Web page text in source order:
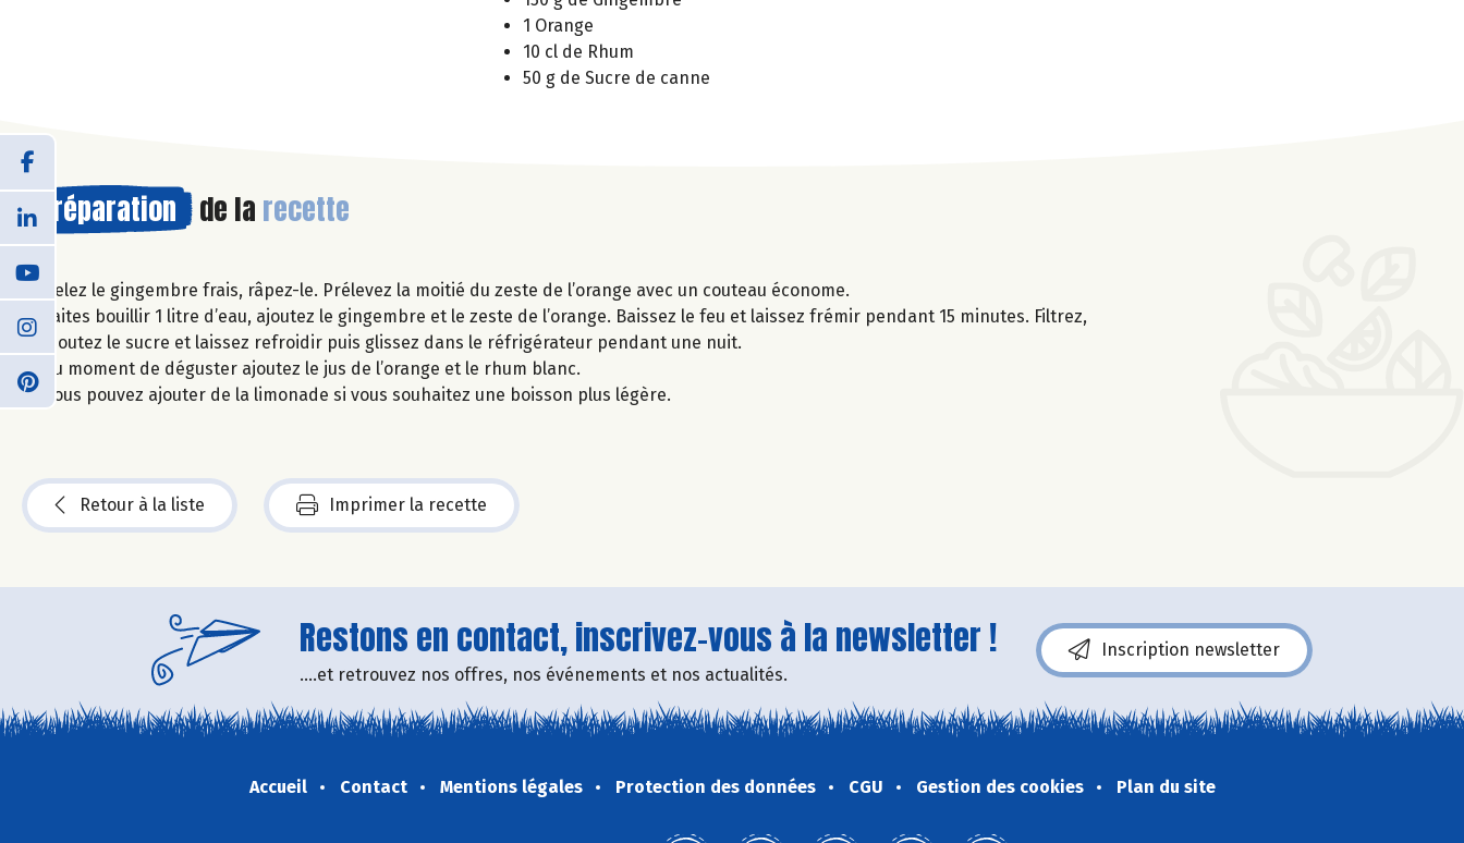
1 Orange
10 cl de Rhum
50 g de Sucre de canne
Préparation de la recette
Pelez le gingembre frais, râpez-le. Prélevez la moitié du zeste de l’orange avec un couteau économe.
Faites bouillir 1 litre d’eau, ajoutez le gingembre et le zeste de l’orange. Baissez le feu et laissez frémir pendant 15 minutes. Filtrez,
ajoutez le sucre et laissez refroidir puis glissez dans le réfrigérateur pendant une nuit.
Au moment de déguster ajoutez le jus de l’orange et le rhum blanc.
Vous pouvez ajouter de la limonade si vous souhaitez une boisson plus légère.
Retour à la liste Imprimer la recette
Restons en contact, inscrivez-vous à la newsletter !
....et retrouvez nos offres, nos événements et nos actualités.
Inscription newsletter
Accueil Contact Mentions légales Protection des données CGU Gestion des cookies Plan du site